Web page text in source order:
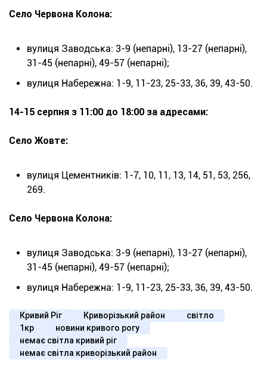
Село Червона Колона:
вулиця Заводська: 3-9 (непарні), 13-27 (непарні),
31-45 (непарні), 49-57 (непарні);
вулиця Набережна: 1-9, 11-23, 25-33, 36, 39, 43-50.
14-15 серпня з 11:00 до 18:00 за адресами:
Село Жовте:
вулиця Цементників: 1-7, 10, 11, 13, 14, 51, 53, 256,
269.
Село Червона Колона:
вулиця Заводська: 3-9 (непарні), 13-27 (непарні),
31-45 (непарні), 49-57 (непарні);
вулиця Набережна: 1-9, 11-23, 25-33, 36, 39, 43-50.
Кривий Ріг Криворізький район
світло
1кр
новини кривого рогу
немає світла кривий ріг
немає світла криворізький район